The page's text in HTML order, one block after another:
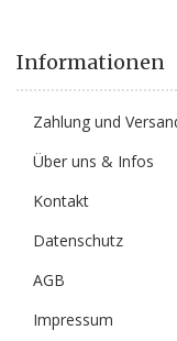
Informationen
Zahlung und
Über uns & Infos
Kontakt
Datenschutz
AGB
Impressum